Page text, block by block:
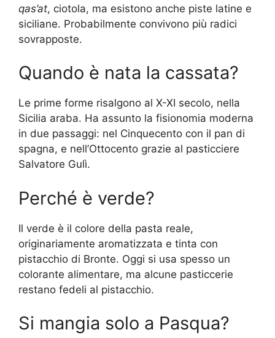
qas’at, ciotola, ma esistono anche piste latine e
siciliane. Probabilmente convivono più radici
sovrapposte.
Quando è nata la cassata?
Le prime forme risalgono al X-XI secolo, nella
Sicilia araba. Ha assunto la fisionomia moderna
in due passaggi: nel Cinquecento con il pan di
spagna, e nell’Ottocento grazie al pasticciere
Salvatore Gulì.
Perché è verde?
Il verde è il colore della pasta reale,
originariamente aromatizzata e tinta con
pistacchio di Bronte. Oggi si usa spesso un
colorante alimentare, ma alcune pasticcerie
restano fedeli al pistacchio.
Si mangia solo a Pasqua?